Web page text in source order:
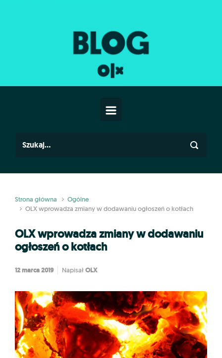
Strona główna
Ogólne
OLX wprowadza zmiany w dodawaniu ogłoszeń o kotłach
OLX wprowadza zmiany w dodawaniu
ogłoszeń o kotłach
12 marca 2019 Napisał OLX